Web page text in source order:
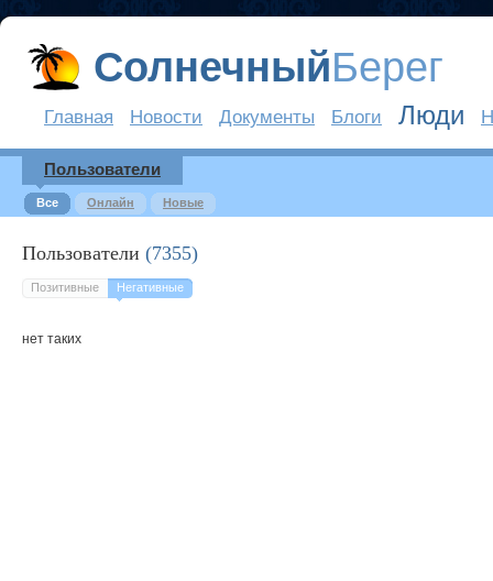
СолнечныйБерег
Главная Новости Документы Блоги Люди
Пользователи
Все Онлайн Новые
Пользователи (7355)
Позитивные Негативные
нет таких